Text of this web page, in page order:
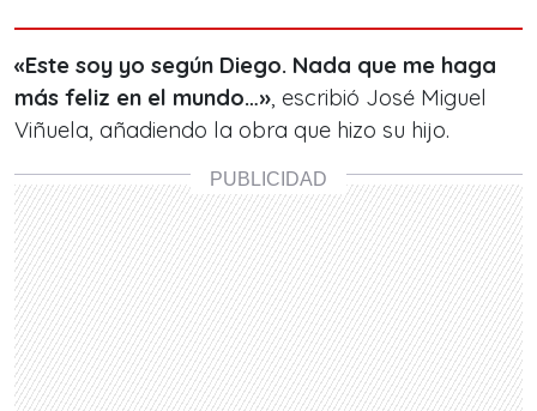
«Este soy yo según Diego. Nada que me haga
más feliz en el mundo…», escribió José Miguel
Viñuela, añadiendo la obra que hizo su hijo.